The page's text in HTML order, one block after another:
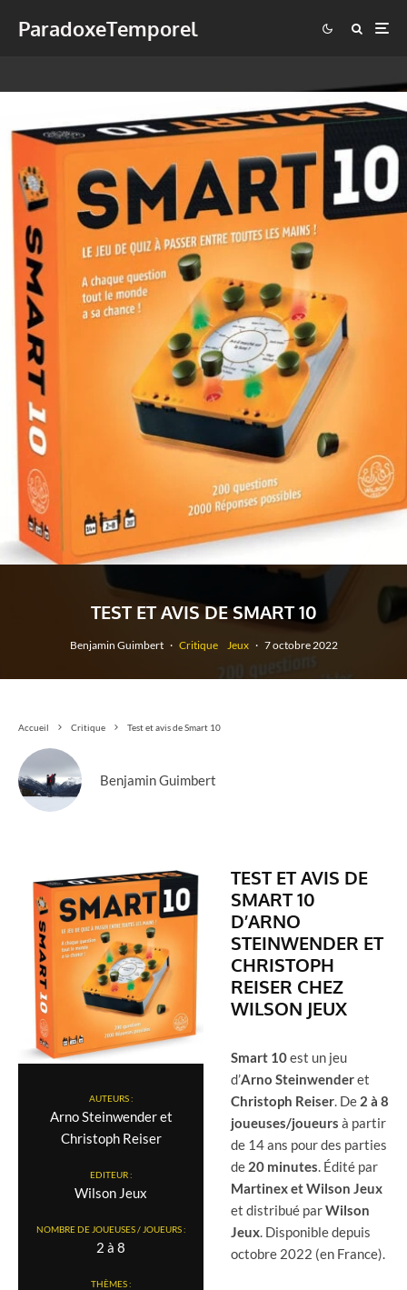
ParadoxeTemporel
TEST ET AVIS DE SMART 10
Benjamin Guimbert · Critique Jeux · 7 octobre 2022
Accueil Critique Test et avis de Smart 10
Benjamin Guimbert
AUTEURS :
Arno Steinwender et
Christoph Reiser
EDITEUR :
Wilson Jeux
NOMBRE DE JOUEUSES / JOUEURS :
2 à 8
THÈMES :
TEST ET AVIS DE
SMART 10
D’ARNO
STEINWENDER ET
CHRISTOPH
REISER CHEZ
WILSON JEUX
Smart 10est un jeu
d’Arno Steinwenderet
Christoph Reiser. De 2 à 8
joueuses/joueurs à partir
de 14 ans pour des parties
de 20 minutes. Édité par
Martinex et Wilson Jeux
et distribué parWilson
Jeux. Disponible depuis
octobre 2022 (en France).